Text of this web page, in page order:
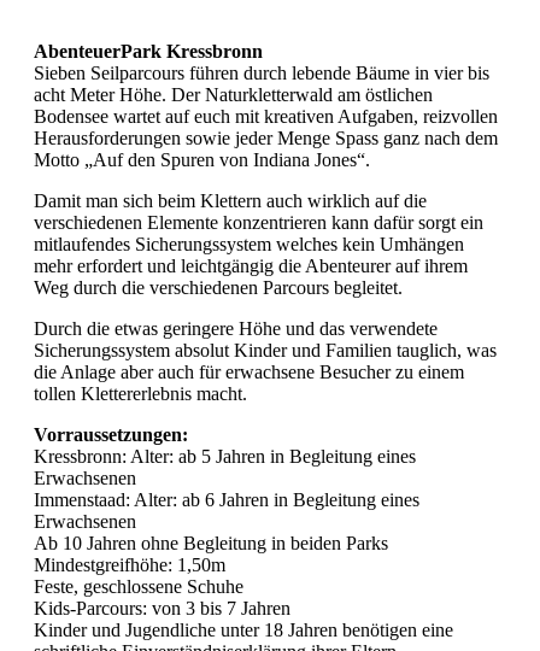
AbenteuerPark Kressbronn
Sieben Seilparcours führen durch lebende Bäume in vier bis
acht Meter Höhe. Der Naturkletterwald am östlichen
Bodensee wartet auf euch mit kreativen Aufgaben, reizvollen
Herausforderungen sowie jeder Menge Spass ganz nach dem
Motto „Auf den Spuren von Indiana Jones“.
Damit man sich beim Klettern auch wirklich auf die
verschiedenen Elemente konzentrieren kann dafür sorgt ein
mitlaufendes Sicherungssystem welches kein Umhängen
mehr erfordert und leichtgängig die Abenteurer auf ihrem
Weg durch die verschiedenen Parcours begleitet.
Durch die etwas geringere Höhe und das verwendete
Sicherungssystem absolut Kinder und Familien tauglich, was
die Anlage aber auch für erwachsene Besucher zu einem
tollen Klettererlebnis macht.
Vorraussetzungen:
Kressbronn: Alter: ab 5 Jahren in Begleitung eines
Erwachsenen
Immenstaad: Alter: ab 6 Jahren in Begleitung eines
Erwachsenen
Ab 10 Jahren ohne Begleitung in beiden Parks
Mindestgreifhöhe: 1,50m
Feste, geschlossene Schuhe
Kids-Parcours: von 3 bis 7 Jahren
Kinder und Jugendliche unter 18 Jahren benötigen eine